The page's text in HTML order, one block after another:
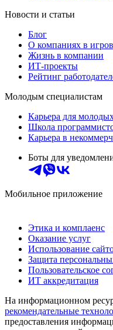
Новости и статьи
Блог
О компаниях в
Жизнь в компании
ИТ-проекты
Рейтинг
Молодым специалистам
Карьера для
Школа
Карьера в
Боты для
Мобильное приложение
Этика и комплаенс
Оказание услуг
Использование
Защита
Пользовательское
ИТ аккредитация
На информационном
рекомендательные
предоставления